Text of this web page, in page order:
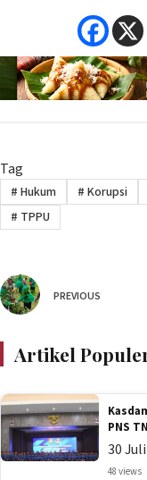
Tag
# Hukum # Korupsi
# TPPU
PREVIOUS
Artikel
PNS
30
48 views